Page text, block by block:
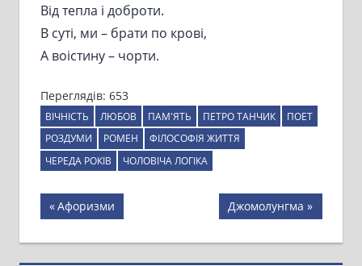
Від тепла і доброти.
В суті, ми – брати по крові,
А воістину – чорти.
Переглядів: 653
ВІЧНІСТЬ ЛЮБОВ ПАМ'ЯТЬ ПЕТРО ТАНЧИК
ПОЕТ
РОЗДУМИ
РОМЕН
ФІЛОСОФІЯ ЖИТТЯ
ЧЕРЕДА РОКІВ
ЧОЛОВІЧА ЛОГІКА
Навігація
записів
Previous
Афоризми
Next
Джомолунгма